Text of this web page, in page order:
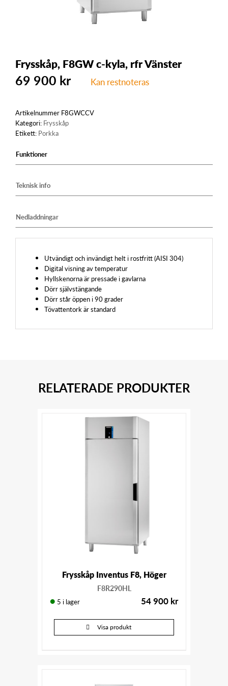
Frysskåp, F8GW c-kyla, rfr Vänster
69 900 kr Kan restnoteras
Artikelnummer F8GWCCV
Kategori: Frysskåp
Etikett: Porkka
Funktioner
Teknisk info
Nedladdningar
Utvändigt och invändigt helt i rostfritt (AISI 304)
Digital visning av temperatur
Hyllskenorna är pressade i gavlarna
Dörr självstängande
Dörr står öppen i 90 grader
Tövattentork är standard
RELATERADE PRODUKTER
Frysskåp Inventus F8, Höger
F8R290HL
5 i lager 54 900 kr
Visa produkt